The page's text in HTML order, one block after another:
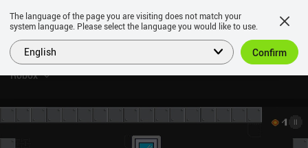
Robox
The language of the page you are visiting does not match your
system language. Please select the language you would like to use.
English Confirm